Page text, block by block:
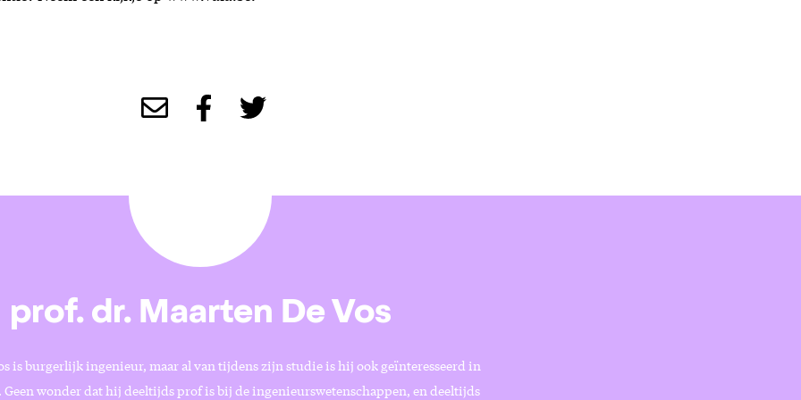
prof. dr. Maarten De Vos
is burgerlijk ingenieur, maar al van tijdens zijn studie is hij ook geïnteresseerd in
Geen wonder dat hij deeltijds prof is bij de ingenieurswetenschappen, en deeltijds